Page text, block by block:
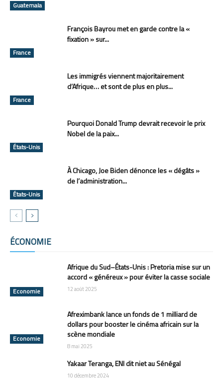
Guatemala
France
François Bayrou met en garde contre la «
fixation » sur...
France
Les immigrés viennent majoritairement
d’Afrique… et sont de plus en plus...
États-Unis
Pourquoi Donald Trump devrait recevoir le prix
Nobel de la paix...
États-Unis
À Chicago, Joe Biden dénonce les « dégâts »
de l’administration...
ÉCONOMIE
Tous
Economie
Afrique du Sud–États-Unis : Pretoria mise sur un
accord « généreux » pour éviter la casse sociale
12 août 2025
Economie
Afreximbank lance un fonds de 1 milliard de
dollars pour booster le cinéma africain sur la
scène mondiale
8 mai 2025
Yakaar Teranga, ENI dit niet au Sénégal
10 décembre 2024